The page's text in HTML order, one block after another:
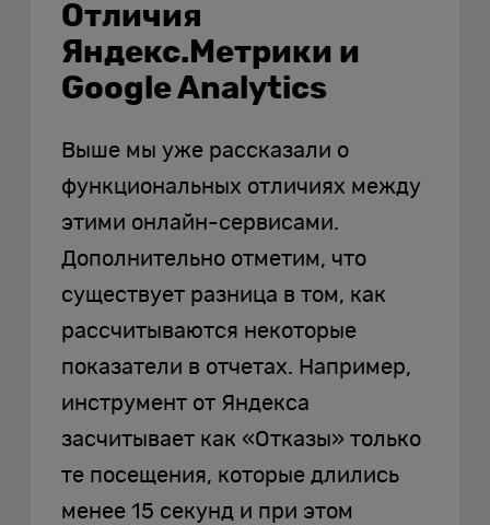
Отличия
Яндекс.Метрики и
Google Analytics
Выше мы уже рассказали о
функциональных отличиях между
этими онлайн-сервисами.
Дополнительно отметим, что
существует разница в том, как
рассчитываются некоторые
показатели в отчетах. Например,
инструмент от Яндекса
засчитывает как «Отказы» только
те посещения, которые длились
менее 15 секунд и при этом